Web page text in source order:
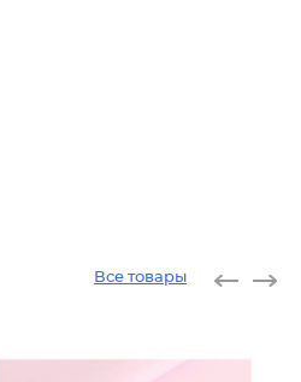
Все товары